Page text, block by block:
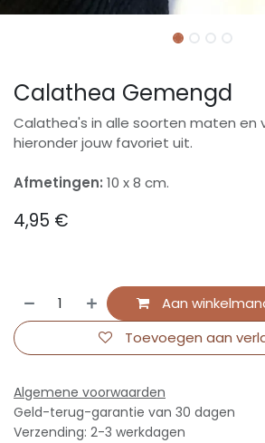
Calathea Gemengd
Calathea's in alle soorten maten en
hieronder jouw favoriet uit.
Afmetingen: 10 x 8 cm.
4,95 €
Aan
Toevoegen aan
Algemene voorwaarden
Geld-terug-garantie van 30 dagen
Verzending: 2-3 werkdagen